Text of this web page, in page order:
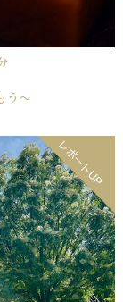
う〜
レポートUP